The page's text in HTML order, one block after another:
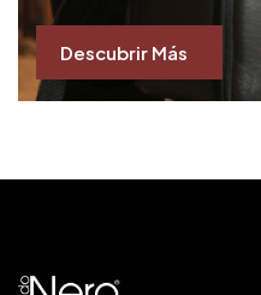
Descubrir Más